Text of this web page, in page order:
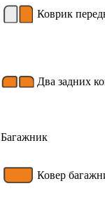
Коврик
Два задних
Багажник
Ковер